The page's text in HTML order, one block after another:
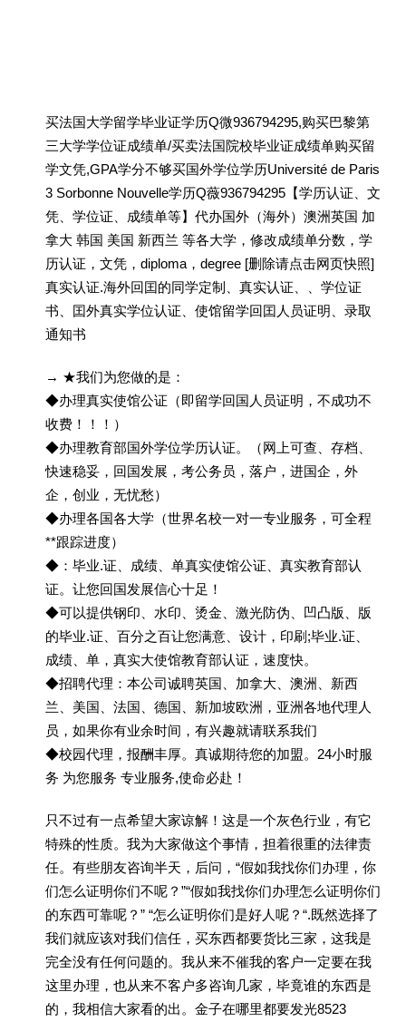
买法国大学留学毕业证学历Q微936794295,购买巴黎第
三大学学位证成绩单/买卖法国院校毕业证成绩单购买留
学文凭,GPA学分不够买国外学位学历Université de Paris
3 Sorbonne Nouvelle学历Q薇936794295【学历认证、文
凭、学位证、成绩单等】代办国外（海外）澳洲英国 加
拿大 韩国 美国 新西兰 等各大学，修改成绩单分数，学
历认证，文凭，diploma，degree [删除请点击网页快照]
真实认证.海外回囯的同学定制、真实认证、、学位证
书、囯外真实学位认证、使馆留学回囯人员证明、录取
通知书
→ ★我们为您做的是：
◆办理真实使馆公证（即留学回国人员证明，不成功不
收费！！！）
◆办理教育部国外学位学历认证。（网上可查、存档、
快速稳妥，回国发展，考公务员，落户，进国企，外
企，创业，无忧愁）
◆办理各国各大学（世界名校一对一专业服务，可全程
**跟踪进度）
◆：毕业.证、成绩、单真实使馆公证、真实教育部认
证。让您回国发展信心十足！
◆可以提供钢印、水印、烫金、激光防伪、凹凸版、版
的毕业.证、百分之百让您满意、设计，印刷;毕业.证、
成绩、单，真实大使馆教育部认证，速度快。
◆招聘代理：本公司诚聘英国、加拿大、澳洲、新西
兰、美国、法国、德国、新加坡欧洲，亚洲各地代理人
员，如果你有业余时间，有兴趣就请联系我们
◆校园代理，报酬丰厚。真诚期待您的加盟。24小时服
务 为您服务 专业服务,使命必赴！
只不过有一点希望大家谅解！这是一个灰色行业，有它
特殊的性质。我为大家做这个事情，担着很重的法律责
任。有些朋友咨询半天，后问，“假如我找你们办理，你
们怎么证明你们不呢？”“假如我找你们办理怎么证明你们
的东西可靠呢？” “怎么证明你们是好人呢？“.既然选择了
我们就应该对我们信任，买东西都要货比三家，这我是
完全没有任何问题的。我从来不催我的客户一定要在我
这里办理，也从来不客户多咨询几家，毕竟谁的东西是
的，我相信大家看的出。金子在哪里都要发光8523